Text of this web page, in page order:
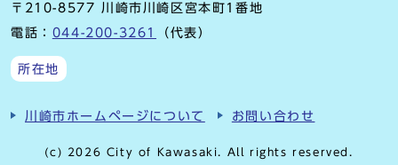
〒210-8577 川崎市川崎区宮本町1番地
電話： 044-200-3261 （代表）
所在地
川崎市ホームページについて お問い合わせ
(c) 2026 City of Kawasaki. All rights reserved.